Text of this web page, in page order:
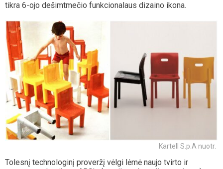
tikra 6-ojo dešimtmečio funkcionalaus dizaino ikona.
Kartell S.p.A nuotr.
Tolesnį technologinį proveržį vėlgi lėmė naujo tvirto ir